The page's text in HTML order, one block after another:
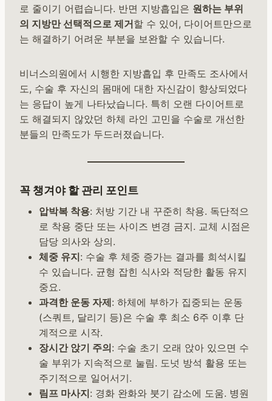
로 줄이기 어렵습니다. 반면 지방흡입은 원하는 부위
의 지방만 선택적으로 제거할 수 있어, 다이어트만으로
는 해결하기 어려운 부분을 보완할 수 있습니다.
비너스의원에서 시행한 지방흡입 후 만족도 조사에서
도, 수술 후 자신의 몸매에 대한 자신감이 향상되었다
는 응답이 높게 나타났습니다. 특히 오랜 다이어트로
도 해결되지 않았던 하체 라인 고민을 수술로 개선한
분들의 만족도가 두드러졌습니다.
꼭 챙겨야 할 관리 포인트
압박복 착용: 처방 기간 내 꾸준히 착용. 독단적으
로 착용 중단 또는 사이즈 변경 금지. 교체 시점은
담당 의사와 상의.
체중 유지: 수술 후 체중 증가는 결과를 희석시킬
수 있습니다. 균형 잡힌 식사와 적당한 활동 유지
중요.
과격한 운동 자제: 하체에 부하가 집중되는 운동
(스쿼트, 달리기 등)은 수술 후 최소 6주 이후 단
계적으로 시작.
장시간 앉기 주의: 수술 초기 오래 앉아 있으면 수
술 부위가 지속적으로 눌림. 도넛 방석 활용 또는
주기적으로 일어서기.
림프 마사지: 경화 완화와 붓기 감소에 도움. 병원